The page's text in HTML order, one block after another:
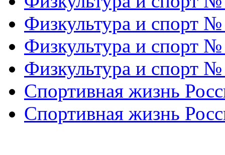
Физкультура и спорт
Физкультура и спорт
Физкультура и спорт
Спортивная жизнь
Спортивная жизнь